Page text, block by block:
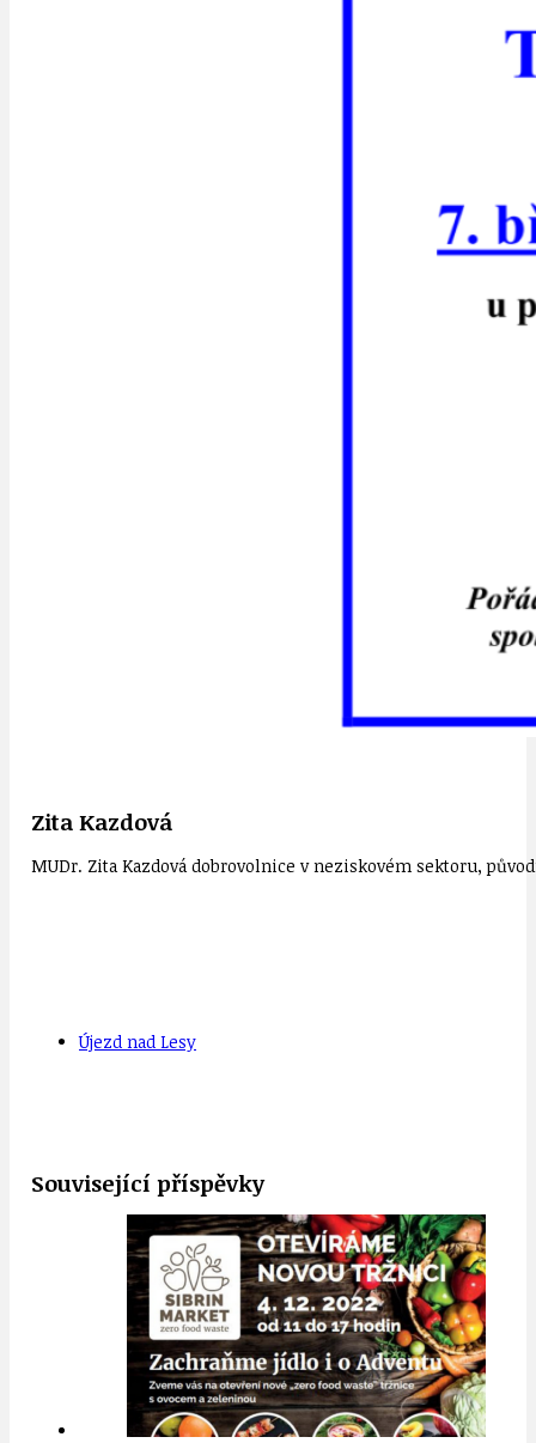
Zita Kazdová
MUDr. Zita Kazdová dobrovolnice v neziskovém sektoru,
Újezd nad Lesy
Související příspěvky